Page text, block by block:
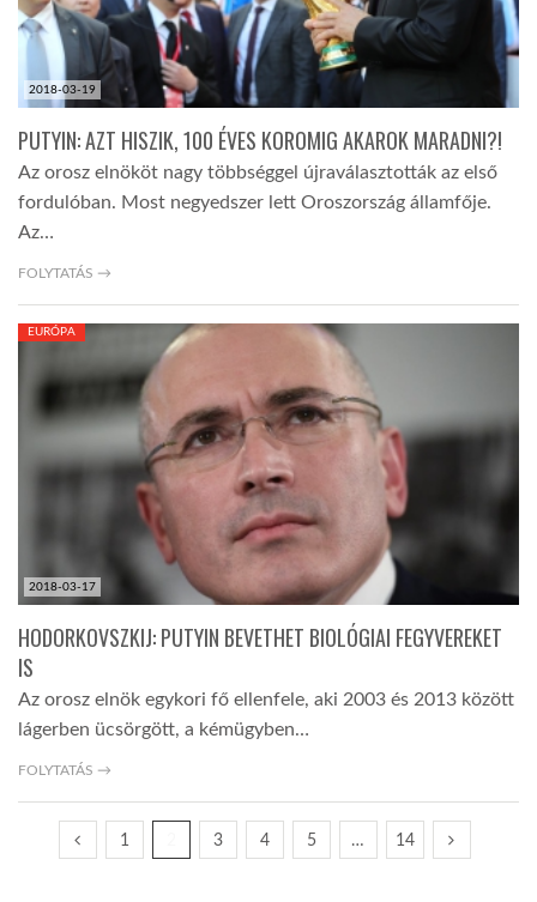
2018-03-19
PUTYIN: AZT HISZIK, 100 ÉVES KOROMIG AKAROK MARADNI?!
Az orosz elnököt nagy többséggel újraválasztották az első
fordulóban. Most negyedszer lett Oroszország államfője.
Az…
FOLYTATÁS →
2018-03-17
EURÓPA
HODORKOVSZKIJ: PUTYIN BEVETHET BIOLÓGIAI FEGYVEREKET
IS
Az orosz elnök egykori fő ellenfele, aki 2003 és 2013 között
lágerben ücsörgött, a kémügyben…
FOLYTATÁS →
1 3 4 5 … 14